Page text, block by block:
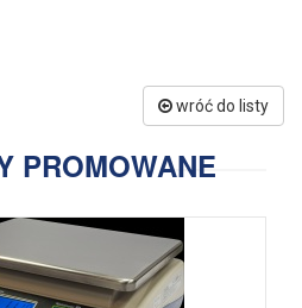
wróć do listy
PROMOWANE